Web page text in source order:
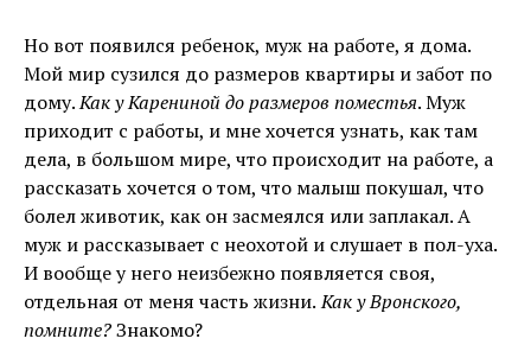
Но вот появился ребенок, муж на работе, я дома.
Мой мир сузился до размеров квартиры и забот по
дому.Как у Карениной до размеров поместья. Муж
приходит с работы, и мне хочется узнать, как там
дела, в большом мире, что происходит на работе, а
рассказать хочется о том, что малыш покушал, что
болел животик, как он засмеялся или заплакал. А
муж и рассказывает с неохотой и слушает в пол-уха.
И вообще у него неизбежно появляется своя,
отдельная от меня часть жизни.Как у Вронского,
помните?Знакомо?